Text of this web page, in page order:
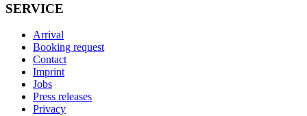
SERVICE
Arrival
Booking request
Contact
Imprint
Jobs
Press releases
Privacy